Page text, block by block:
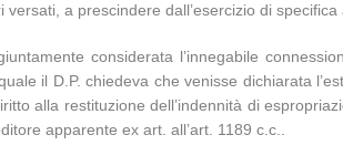
a prescindere dall’esercizio di specifica
considerata l’innegabile
il D.P. chiedeva che venisse dichiarata
alla restituzione dell’indennità di
apparente ex art. all’art. 1189 c.c..